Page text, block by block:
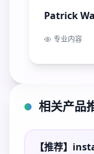
Patrick
专业内容
相关产品
【推荐】